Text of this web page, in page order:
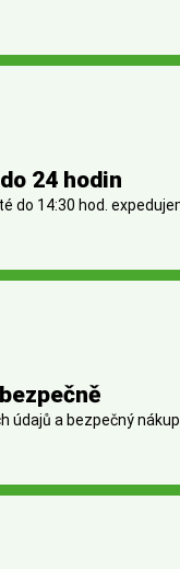
24 hodin
do 14:30 hod.
údajů a bezpečný